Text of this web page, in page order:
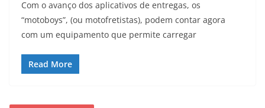
Com o avanço dos aplicativos de entregas, os
“motoboys”, (ou motofretistas), podem contar agora
com um equipamento que permite carregar
Read More